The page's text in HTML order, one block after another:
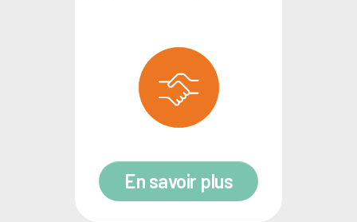
En savoir plus